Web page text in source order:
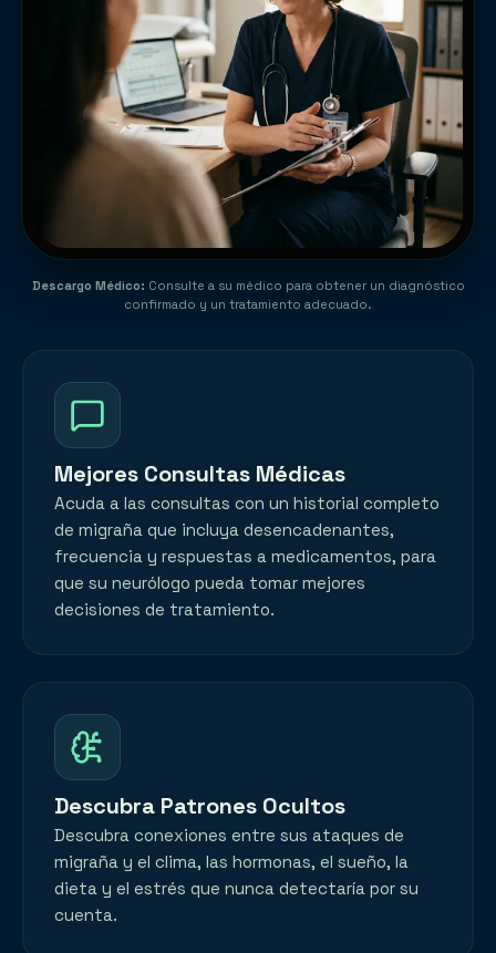
Descargo Médico: Consulte a su médico para obtener un diagnóstico
confirmado y un tratamiento adecuado.
Mejores Consultas Médicas
Acuda a las consultas con un historial completo
de migraña que incluya desencadenantes,
frecuencia y respuestas a medicamentos, para
que su neurólogo pueda tomar mejores
decisiones de tratamiento.
Descubra Patrones Ocultos
Descubra conexiones entre sus ataques de
migraña y el clima, las hormonas, el sueño, la
dieta y el estrés que nunca detectaría por su
cuenta.